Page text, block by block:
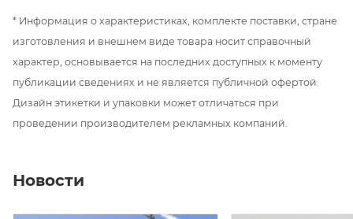
Одной из ключевых особенностей оснастки
и минимизируют возможность потери улова.
Благодаря двум крючкам, оснастка становится еще
более эффективной, увеличивая шансы на
успешную рыбалку.
грунтозацепами, которые позволяют удерживать
* Информация о характеристиках, комплекте поставки, стране
изготовления и внешнем виде товара носит справочный
характер, основывается на последних доступных к моменту
публикации сведениях и не является публичной офертой.
Дизайн этикетки и упаковки может отличаться при
проведении производителем рекламных компаний.
Новости